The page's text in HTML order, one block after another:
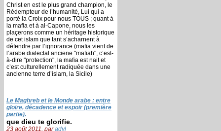
Christ en est le plus grand champion, le
Rédempteur de l’humanité, Lui qui a
porté la Croix pour nous TOUS ; quant à
la mafia et à al-Capone, nous les
plaçerons comme un héritage historique
de cet islam que tant s’acharnent à
défendre par l’ignorance (mafia vient de
l’arabe dialectal anciene "mafiah", c’est-
à-dire "protection", la mafia est nait et
c’est culturellement radiquée dans une
ancienne terre d’islam, la Sicile)
Le Maghreb et le Monde arabe : entre
gloire, décadence et espoir (première
partie).
que dieu te glorifie.
23 août 2011, paradyl